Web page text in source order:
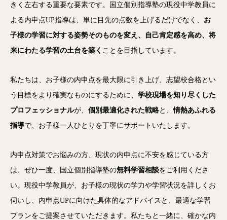
きく左右する重要な要素です。国立個別指導塾の現役中学教員に
よる内申点UP指導は、単に目先の点数を上げるだけでなく、 お
子様の学習に対する姿勢そのものを変え、自己肯定感を高め、将
来にわたる学習の土台を築く ことを目指しています。
私たちは、お子様の内申点を最大限に引き上げ、志望校合格とい
う目標をより確実なものにするために、 学校現場を知り尽くした
プロフェッショナルが、 個別最適化された戦略と、情熱あふれる
指導で、お子様一人ひとりを丁寧にサポートいたします。
内申点対策でお悩みの方、現状の内申点に不安を感じている方
は、ぜひ一度、国立個別指導塾の無料学習相談をご利用くださ
い。現役中学教員が、お子様の現状の学力や学習状況を詳しくお
伺いし、内申点UPに向けた具体的なアドバイスと、最適な学習
プランをご提案させていただきます。私たちと一緒に、確かな内